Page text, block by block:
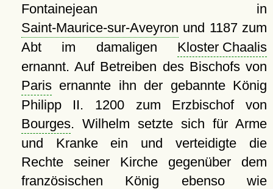
Fontainejean in
Saint-Maurice-sur-Aveyron und 1187 zum
Abt im damaligen Kloster Chaalis
ernannt. Auf Betreiben des Bischofs von
Parisernannte ihn der gebannte König
Philipp II. 1200 zum Erzbischof von
Bourges. Wilhelm setzte sich für Arme
und Kranke ein und verteidigte die
Rechte seiner Kirche gegenüber dem
französischen König ebenso wie